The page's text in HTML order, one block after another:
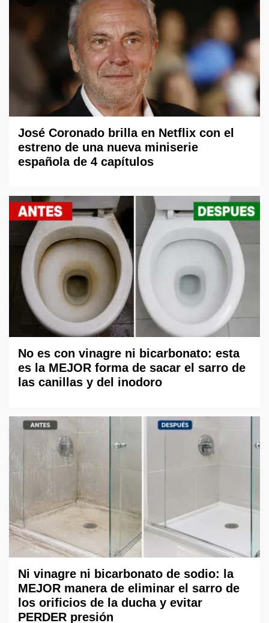
José Coronado brilla en Netflix con el
estreno de una nueva miniserie
española de 4 capítulos
No es con vinagre ni bicarbonato: esta
es la MEJOR forma de sacar el sarro de
las canillas y del inodoro
Ni vinagre ni bicarbonato de sodio: la
MEJOR manera de eliminar el sarro de
los orificios de la ducha y evitar
PERDER presión